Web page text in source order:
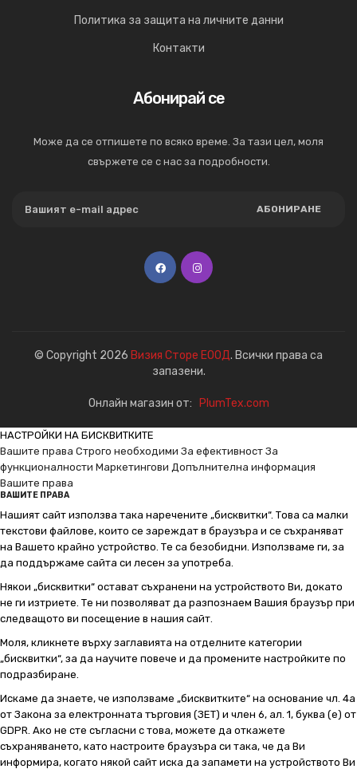
Политика за защита на личните данни
Контакти
Абонирай се
Може да се отпишете по всяко време. За тази цел, моля
свържете се с нас за подробности.
АБОНИРАНЕ
© Copyright 2026 Визия Сторе ЕООД. Всички права са
запазени.
Онлайн магазин от: PlumTex.com
НАСТРОЙКИ НА БИСКВИТКИТЕ
Вашите права Строго необходими За ефективност За
функционалности Маркетингови Допълнителна информация
Вашите права
ВАШИТЕ ПРАВА
Нашият сайт използва така наречените „бисквитки“. Това са малки
текстови файлове, които се зареждат в браузъра и се съхраняват
на Вашето крайно устройство. Те са безобидни. Използваме ги, за
да поддържаме сайта си лесен за употреба.
Някои „бисквитки“ остават съхранени на устройството Ви, докато
не ги изтриете. Те ни позволяват да разпознаем Вашия браузър при
следващото ви посещение в нашия сайт.
Моля, кликнете върху заглавията на отделните категории
„бисквитки“, за да научите повече и да промените настройките по
подразбиране.
Искаме да знаете, че използваме „бисквитките“ на основание чл. 4а
от Закона за електронната търговия (ЗЕТ) и член 6, ал. 1, буква (е) от
GDPR. Ако не сте съгласни с това, можете да откажете
съхраняването, като настроите браузъра си така, че да Ви
информира, когато някой сайт иска да запамети на устройството Ви